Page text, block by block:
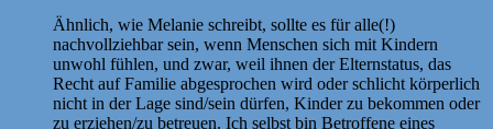
Ähnlich, wie Melanie schreibt, sollte es für alle(!)
nachvollziehbar sein, wenn Menschen sich mit Kindern
unwohl fühlen, und zwar, weil ihnen der Elternstatus, das
Recht auf Familie abgesprochen wird oder schlicht körperlich
nicht in der Lage sind/sein dürfen, Kinder zu bekommen oder
zu erziehen/zu betreuen. Ich selbst bin Betroffene eines